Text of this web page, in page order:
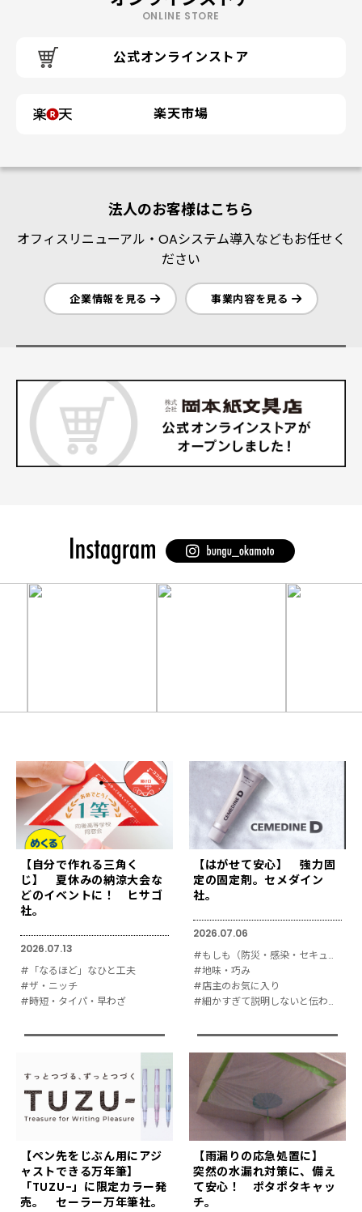
ONLINE STORE
公式オンラインストア
楽天市場
法人のお客様はこちら
オフィスリニューアル・OAシステム導入などもお任せく
ださい
企業情報を見る 事業内容を見る
【自分で作れる三角く
じ】 夏休みの納涼大会な
どのイベントに！ ヒサゴ
社。
2026.07.13
#「なるほど」なひと工夫
#ザ・ニッチ
#時短・タイパ・早わざ
【はがせて安心】 強力固
定の固定剤。セメダイン
社。
2026.07.06
#もしも（防災・感染・セキュリティ対策）
#地味・巧み
#店主のお気に入り
#細かすぎて説明しないと伝わりにくい
【ペン先をじぶん用にアジ
ャストできる万年筆】
「TUZU-」に限定カラー発
売。 セーラー万年筆社。
【雨漏りの応急処置に】
突然の水漏れ対策に、備え
て安心！ ポタポタキャッ
チ。